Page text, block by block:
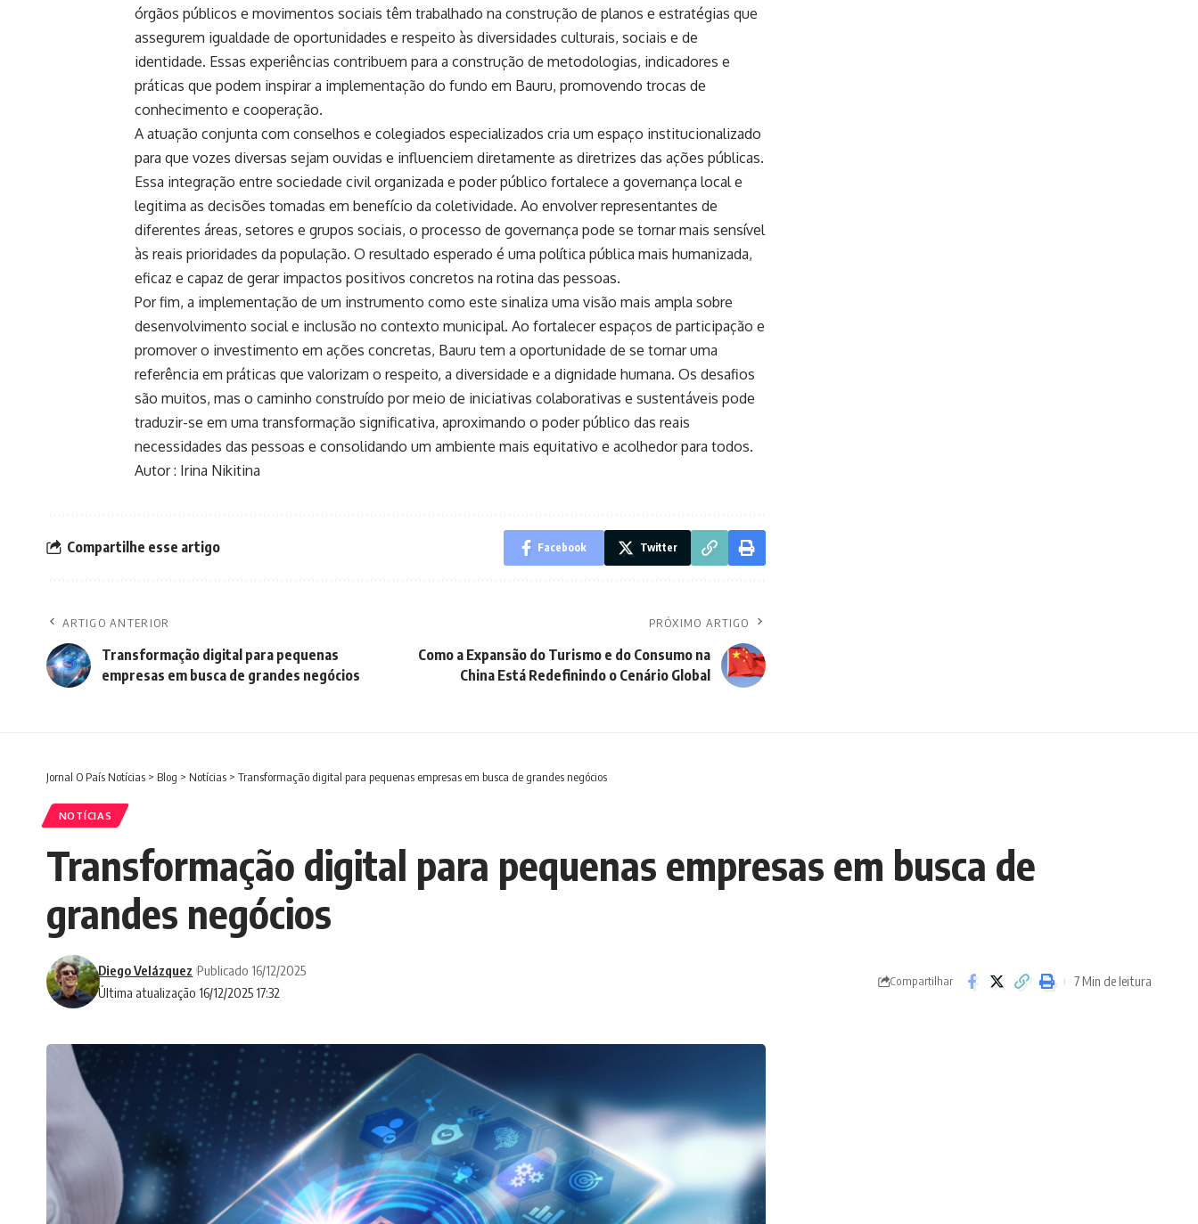
órgãos públicos e movimentos sociais têm trabalhado na construção de planos e estratégias que
assegurem igualdade de oportunidades e respeito às diversidades culturais, sociais e de
identidade. Essas experiências contribuem para a construção de metodologias, indicadores e
práticas que podem inspirar a implementação do fundo em Bauru, promovendo trocas de
conhecimento e cooperação.
A atuação conjunta com conselhos e colegiados especializados cria um espaço institucionalizado
para que vozes diversas sejam ouvidas e influenciem diretamente as diretrizes das ações públicas.
Essa integração entre sociedade civil organizada e poder público fortalece a governança local e
legitima as decisões tomadas em benefício da coletividade. Ao envolver representantes de
diferentes áreas, setores e grupos sociais, o processo de governança pode se tornar mais sensível
às reais prioridades da população. O resultado esperado é uma política pública mais humanizada,
eficaz e capaz de gerar impactos positivos concretos na rotina das pessoas.
Por fim, a implementação de um instrumento como este sinaliza uma visão mais ampla sobre
desenvolvimento social e inclusão no contexto municipal. Ao fortalecer espaços de participação e
promover o investimento em ações concretas, Bauru tem a oportunidade de se tornar uma
referência em práticas que valorizam o respeito, a diversidade e a dignidade humana. Os desafios
são muitos, mas o caminho construído por meio de iniciativas colaborativas e sustentáveis pode
traduzir-se em uma transformação significativa, aproximando o poder público das reais
necessidades das pessoas e consolidando um ambiente mais equitativo e acolhedor para todos.
Autor : Irina Nikitina
Compartilhe esse artigo Facebook Twitter
ARTIGO ANTERIOR
Transformação digital para pequenas
empresas em busca de grandes negócios
PRÓXIMO ARTIGO
Como a Expansão do Turismo e do Consumo na
China Está Redefinindo o Cenário Global
Jornal O País Notícias > Blog > Notícias > Transformação digital para pequenas empresas em busca de grandes negócios
NOTÍCIAS
Transformação digital para pequenas empresas em busca de
grandes negócios
Última atualização 16/12/2025 17:32
Diego Velázquez Publicado 16/12/2025
Compartilhar 7 Min de leitura